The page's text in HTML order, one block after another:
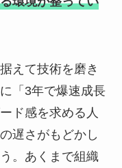
えて技術を磨き
「3年で爆速成長
ド感を求める人
遅さがもどかし
。あくまで組織